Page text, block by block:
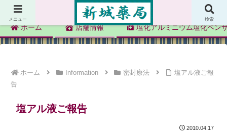
新城薬局
ホーム 店舗情報 塩化アルミニウム塩化ベン
ホーム Information 密封療法
塩アル液ご報
告
塩アル液ご報告
2010.04.17
メニュー 検索